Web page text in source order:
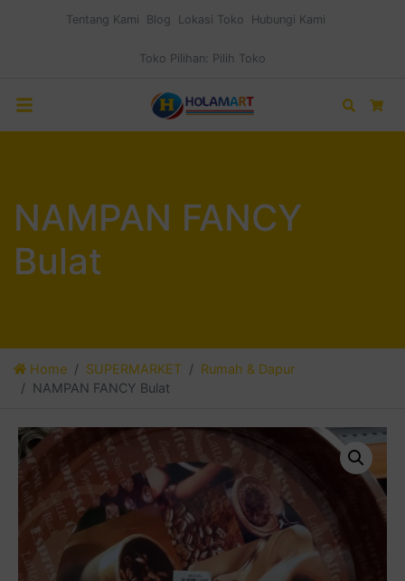
Tentang Kami Blog Lokasi Toko Hubungi Kami
Toko Pilihan: Pilih Toko
Search
NAMPAN FANCY
Bulat
Home SUPERMARKET
Rumah & Dapur
NAMPAN FANCY Bulat